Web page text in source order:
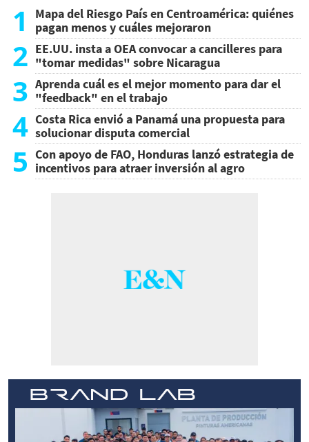
1
Mapa del Riesgo País en Centroamérica: quiénes
pagan menos y cuáles mejoraron
2 EE.UU. insta a OEA convocar a cancilleres para
"tomar medidas" sobre Nicaragua
3 Aprenda cuál es el mejor momento para dar el
"feedback" en el trabajo
4 Costa Rica envió a Panamá una propuesta para
solucionar disputa comercial
5 Con apoyo de FAO, Honduras lanzó estrategia de
incentivos para atraer inversión al agro